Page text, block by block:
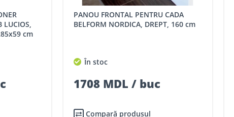
LUCIOS,
cm
PANOU FRONTAL PENTRU CADA
BELFORM NORDICA, DREPT, 160 cm
În stoc
1708 MDL / buc
Compară produsul